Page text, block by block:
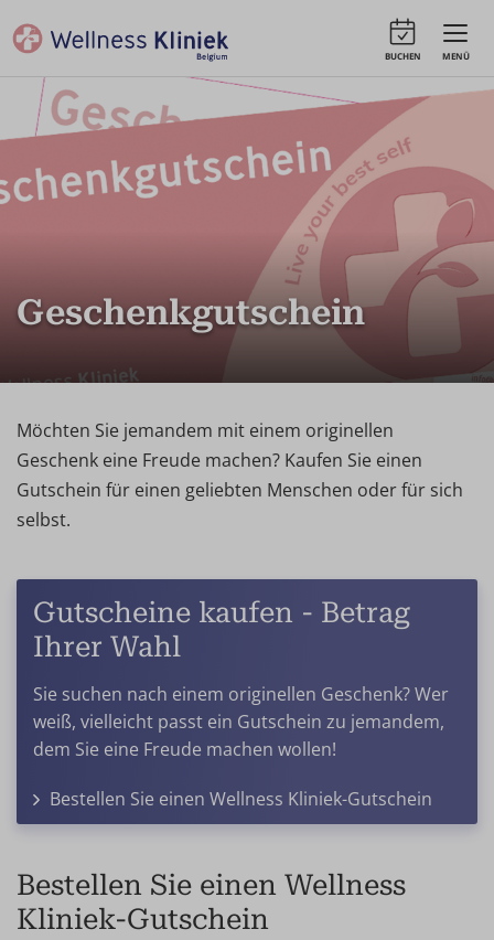
MENÜ
BUCHEN
Geschenkgutschein
Möchten Sie jemandem mit einem originellen
Geschenk eine Freude machen? Kaufen Sie einen
Gutschein für einen geliebten Menschen oder für sich
selbst.
Gutscheine kaufen - Betrag
Ihrer Wahl
Sie suchen nach einem originellen Geschenk? Wer
weiß, vielleicht passt ein Gutschein zu jemandem,
dem Sie eine Freude machen wollen!
Bestellen Sie einen Wellness Kliniek-Gutschein
Bestellen Sie einen Wellness
Kliniek-Gutschein